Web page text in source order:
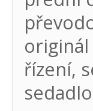
řízení,